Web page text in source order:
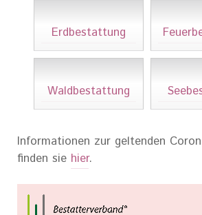
Erdbestattung
Waldbestattung
Informationen zur geltenden
finden sie hier.